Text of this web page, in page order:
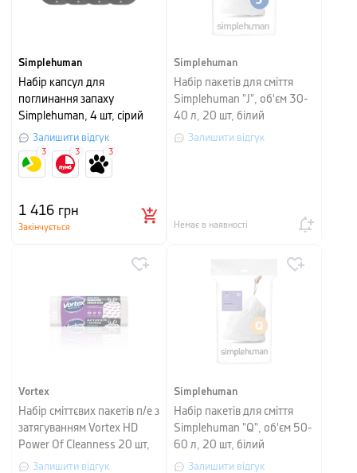
Simplehuman
Набір капсул для
поглинання запаху
Simplehuman, 4 шт, сірий
Залишити відгук
1 416 грн
Закінчується
3 3 3
Simplehuman
Набір пакетів для сміття
Simplehuman "J", об'єм 30-
40 л, 20 шт, білий
Залишити відгук
Немає в наявності
Vortex
Набір сміттєвих пакетів п/е з
затягуванням Vortex HD
Power Of Cleanness 20 шт,
40 л, 55х57 см
Залишити відгук
Simplehuman
Набір пакетів для сміття
Simplehuman "Q", об'єм 50-
60 л, 20 шт, білий
Залишити відгук